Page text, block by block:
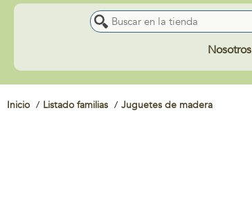
Nosotros
Inicio Listado familias Juguetes de madera